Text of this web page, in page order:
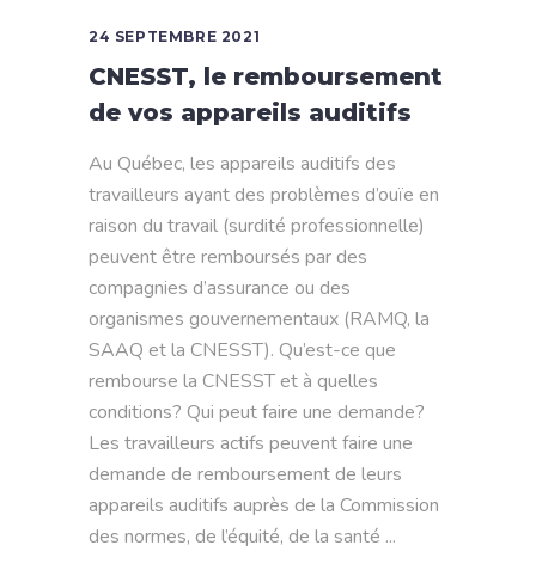
24 SEPTEMBRE 2021
CNESST, le remboursement
de vos appareils auditifs
Au Québec, les appareils auditifs des
travailleurs ayant des problèmes d’ouïe en
raison du travail (surdité professionnelle)
peuvent être remboursés par des
compagnies d’assurance ou des
organismes gouvernementaux (RAMQ, la
SAAQ et la CNESST). Qu’est-ce que
rembourse la CNESST et à quelles
conditions? Qui peut faire une demande?
Les travailleurs actifs peuvent faire une
demande de remboursement de leurs
appareils auditifs auprès de la Commission
des normes, de l’équité, de la santé